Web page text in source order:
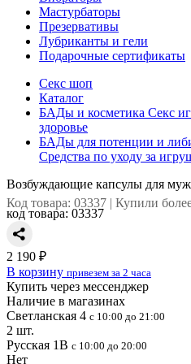
Мастурбаторы
Презервативы
Лубриканты и гели
Подарочные сертификаты
Секс шоп
Каталог
БАДы и косметика Секс
здоровье
БАДы для потенции и
Средства по уходу за
Возбуждающие капсулы для
Код товара: 03337 | Купили
код товара: 03337
2 190 ₽
В корзину привезем за 2 часа
Купить через мессенджер
Наличие в магазинах
Светланская 4 с 10:00 до 21:00
2 шт.
Русская 1В с 10:00 до 20:00
Нет